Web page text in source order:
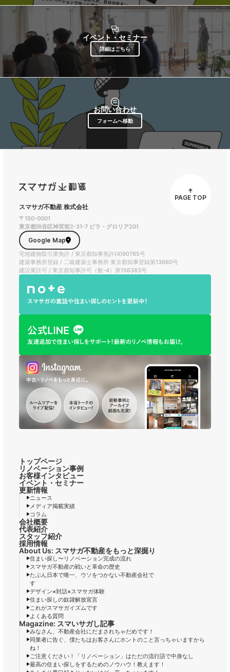
イベント・セミナー
詳細はこちら
お問い合わせ
フォームへ移動
PAGE TOP
スマサガ不動産 株式会社
〒150-0001
東京都渋谷区神宮前2-31-7 ビラ・グロリア201
Google Map
宅地建物取引業免許 / 東京都知事免許(4)90785号
建築事務所登録 / 二級建築士事務所 東京都知事登録第13660号
建設業許可 / 東京都知事許可（般-4）第156383号
トップページ
リノベーション事例
お客様インタビュー
イベント・セミナー
更新情報
ニュース
メディア掲載実績
コラム
会社概要
代表紹介
スタッフ紹介
採用情報
About Us: スマサガ不動産をもっと深掘り
住まい探し〜リノベーション完成の流れ
スマサガ不動産の戦いと革命の歴史
たぶん日本で唯一、ウソをつかない不動産会社で
す
デザイン×対話×スマサガ体験
住まい探しの奴隷解放宣言
これがスマサガイズムです
よくある質問
Magazine: スマいサガし記事
みなさん、不動産会社にだまされちゃだめです！
同業者に告ぐ、僕たちはお客さんにホントのこと言っちゃいますから
ね！
ご注意ください！「リノベーション」はただの流行語で中身なし
最高の住まい探しをするためのノウハウ！教えます！